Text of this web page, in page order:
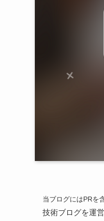
当ブログにはPRを
技術ブログを運